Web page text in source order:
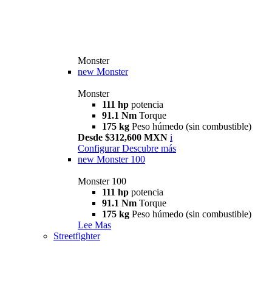
Monster
new Monster
Monster
111 hp potencia
91.1 Nm Torque
175 kg Peso húmedo (sin combustible)
Desde $312,600 MXN i
Configurar Descubre más
new Monster 100
Monster 100
111 hp potencia
91.1 Nm Torque
175 kg Peso húmedo (sin combustible)
Lee Mas
Streetfighter